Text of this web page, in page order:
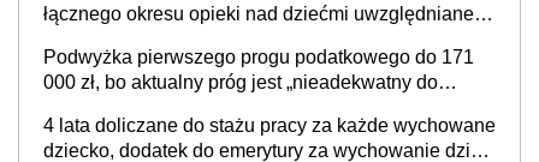
łącznego okresu opieki nad dziećmi uwzględnianego
już w Ministerstwie Rodziny, Pracy i Polityki
Społecznej
Podwyżka pierwszego progu podatkowego do 171
000 zł, bo aktualny próg jest „nieadekwatny do
4 lata doliczane do stażu pracy za każde wychowane
dziecko, dodatek do emerytury za wychowanie dzieci